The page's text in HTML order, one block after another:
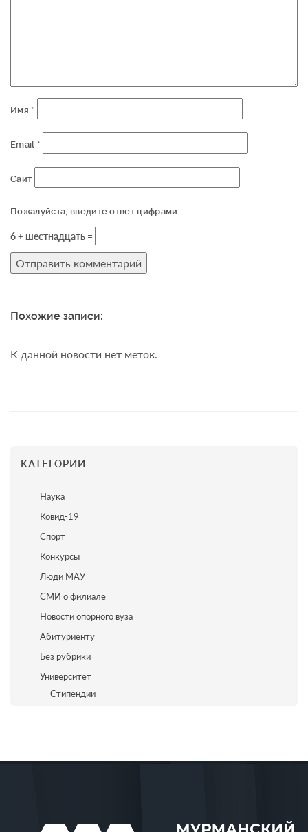
Имя *
Email *
Сайт
Пожалуйста, введите ответ цифрами:
6 + шестнадцать =
Похожие записи:
К данной новости нет меток.
КАТЕГОРИИ
Наука
Ковид-19
Спорт
Конкурсы
Люди МАУ
СМИ о филиале
Новости опорного вуза
Абитуриенту
Без рубрики
Университет
Стипендии